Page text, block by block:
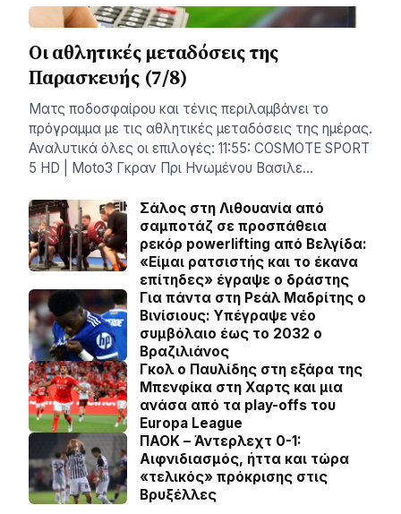
Οι αθλητικές μεταδόσεις της
Παρασκευής (7/8)
Ματς ποδοσφαίρου και τένις περιλαμβάνει το
πρόγραμμα με τις αθλητικές μεταδόσεις της ημέρας.
Αναλυτικά όλες οι επιλογές: 11:55: COSMOTE SPORT
5 HD | Moto3 Γκραν Πρι Ηνωμένου Βασιλε…
Σάλος στη Λιθουανία από
σαμποτάζ σε προσπάθεια
ρεκόρ powerlifting από Βελγίδα:
«Είμαι ρατσιστής και το έκανα
επίτηδες» έγραψε ο δράστης
Για πάντα στη Ρεάλ Μαδρίτης ο
Βινίσιους: Yπέγραψε νέο
συμβόλαιο έως το 2032 ο
Βραζιλιάνος
Γκολ ο Παυλίδης στη εξάρα της
Μπενφίκα στη Χαρτς και μια
ανάσα από τα play-offs του
Europa League
ΠΑΟΚ – Άντερλεχτ 0-1:
Αιφνιδιασμός, ήττα και τώρα
«τελικός» πρόκρισης στις
Βρυξέλλες